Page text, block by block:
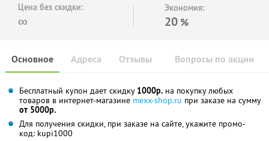
Цена без скидки:
∞
Экономия:
20 %
Основное Отзывы Вопросы по акции
Адреса
Бесплатный купон дает скидку 1000р. на покупку любых
товаров в интернет-магазине mexx-shop.ru при заказе на сумму
от 5000р.
Для получения скидки, при заказе на сайте, укажите промо-
код: kupi1000